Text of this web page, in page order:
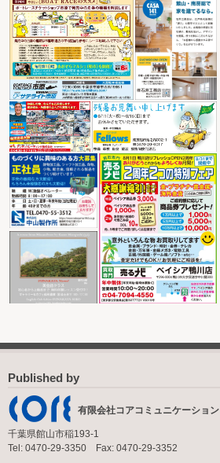
Published by
有限会社コアコミュニケーション
千葉県館山市稲193-1
Tel: 0470-29-3350 Fax: 0470-29-3352